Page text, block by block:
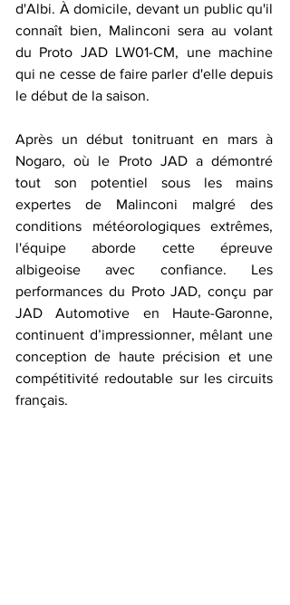
d'Albi. À domicile, devant un public qu'il
connaît bien, Malinconi sera au volant
du Proto JAD LW01-CM, une machine
qui ne cesse de faire parler d'elle depuis
le début de la saison.
Après un début tonitruant en mars à
Nogaro, où le Proto JAD a démontré
tout son potentiel sous les mains
expertes de Malinconi malgré des
conditions météorologiques extrêmes,
l'équipe aborde cette épreuve
albigeoise avec confiance. Les
performances du Proto JAD, conçu par
JAD Automotive en Haute-Garonne,
continuent d’impressionner, mêlant une
conception de haute précision et une
compétitivité redoutable sur les circuits
français.